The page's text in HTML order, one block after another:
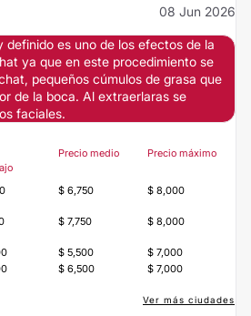
08 Jun 2026
definido es uno de los efectos de la
ya que en este procedimiento se
pequeños cúmulos de grasa que
de la boca. Al extraerlaras se
faciales.
Precio medio Precio máximo
Ver más ciudades
$ 6,750 $ 8,000
$ 7,750 $ 8,000
$ 5,500
$ 7,000
$ 6,500 $ 7,000